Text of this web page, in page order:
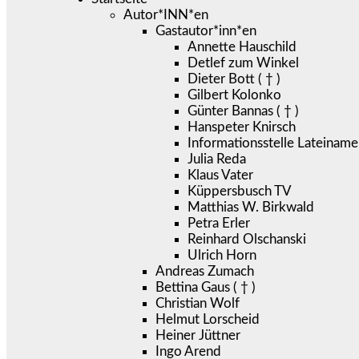
Autor*INN*en
Gastautor*inn*en
Annette Hauschild
Detlef zum Winkel
Dieter Bott ( † )
Gilbert Kolonko
Günter Bannas ( † )
Hanspeter Knirsch
Informationsstelle
Julia Reda
Klaus Vater
Küppersbusch TV
Matthias W. Birkwald
Petra Erler
Reinhard Olschanski
Ulrich Horn
Andreas Zumach
Bettina Gaus ( † )
Christian Wolf
Helmut Lorscheid
Heiner Jüttner
Ingo Arend